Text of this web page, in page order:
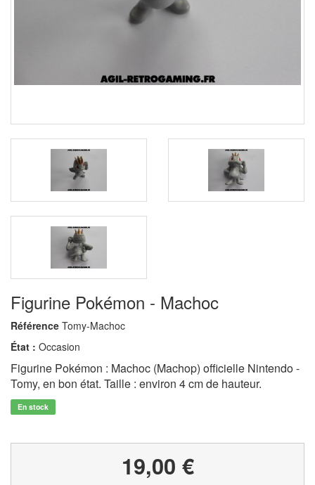
Figurine Pokémon - Machoc
Référence Tomy-Machoc
État : Occasion
Figurine Pokémon : Machoc (Machop) officielle Nintendo -
Tomy, en bon état. Taille : environ 4 cm de hauteur.
En stock
19,00 €